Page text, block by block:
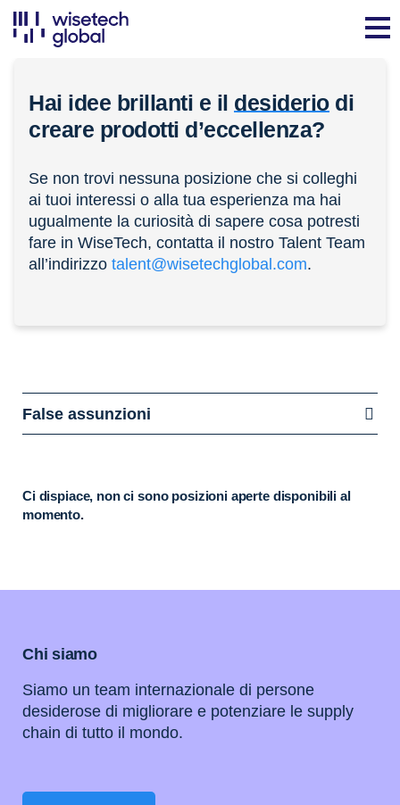
Hai idee brillanti e il desideriodi
creare prodotti d’eccellenza?
Se non trovi nessuna posizione che si colleghi
ai tuoi interessi o alla tua esperienza ma hai
ugualmente la curiosità di sapere cosa potresti
fare in WiseTech, contatta il nostro Talent Team
all’indirizzo talent@wisetechglobal.com.
False assunzioni
Ci dispiace, non ci sono posizioni aperte disponibili al
momento.
Chi siamo
Siamo un team internazionale di persone
desiderose di migliorare e potenziare le supply
chain di tutto il mondo.